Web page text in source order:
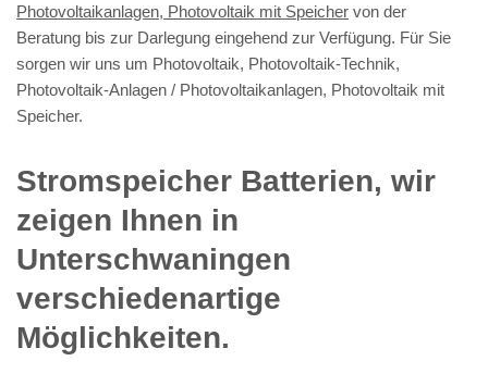
Photovoltaikanlagen, Photovoltaik mit Speicher von der
Beratung bis zur Darlegung eingehend zur Verfügung. Für Sie
sorgen wir uns um Photovoltaik, Photovoltaik-Technik,
Photovoltaik-Anlagen / Photovoltaikanlagen, Photovoltaik mit
Speicher.
Stromspeicher Batterien, wir
zeigen Ihnen in
Unterschwaningen
verschiedenartige
Möglichkeiten.